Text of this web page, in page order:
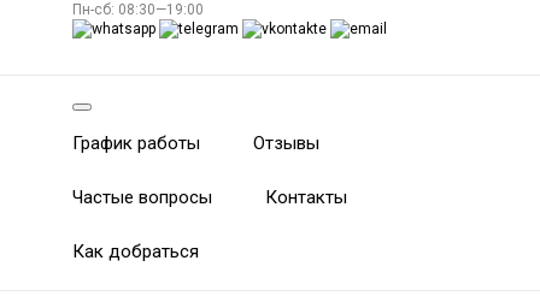
Пн-сб: 08:30—19:00
График работы Отзывы
Частые вопросы Контакты
Как добраться